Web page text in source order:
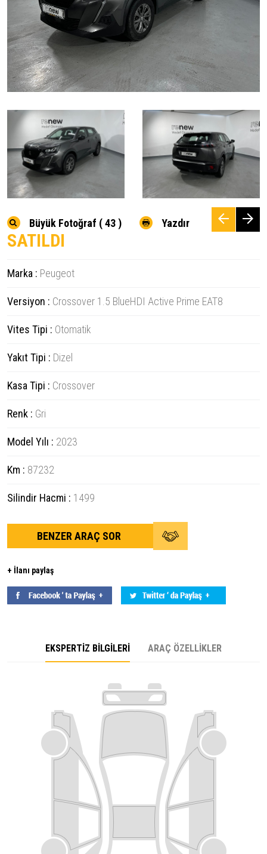
Büyük Fotoğraf ( 43 ) Yazdır
SATILDI
Marka : Peugeot
Versiyon : Crossover 1.5 BlueHDI Active Prime EAT8
Vites Tipi : Otomatik
Yakıt Tipi : Dizel
Kasa Tipi : Crossover
Renk : Gri
Model Yılı : 2023
Km : 87232
Silindir Hacmi : 1499
BENZER ARAÇ SOR
+ İlanı paylaş
EKSPERTİZ BİLGİLERİ ARAÇ ÖZELLİKLER